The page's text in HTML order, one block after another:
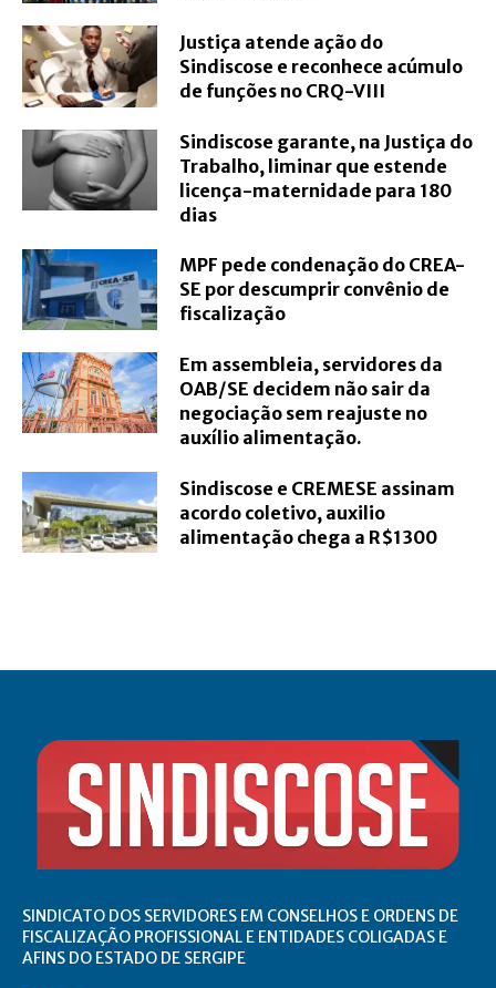
Justiça atende ação do
Sindiscose e reconhece acúmulo
de funções no CRQ-VIII
Sindiscose garante, na Justiça do
Trabalho, liminar que estende
licença-maternidade para 180
dias
MPF pede condenação do CREA-
SE por descumprir convênio de
fiscalização
Em assembleia, servidores da
OAB/SE decidem não sair da
negociação sem reajuste no
auxílio alimentação.
Sindiscose e CREMESE assinam
acordo coletivo, auxilio
alimentação chega a R$1300
SINDICATO DOS SERVIDORES EM CONSELHOS E ORDENS DE
FISCALIZAÇÃO PROFISSIONAL E ENTIDADES COLIGADAS E
AFINS DO ESTADO DE SERGIPE